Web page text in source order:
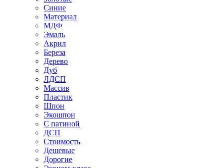
Синие
Материал
МДФ
Эмаль
Акрил
Береза
Дерево
Дуб
ЛДСП
Массив
Пластик
Шпон
Экошпон
С патиной
ДСП
Стоимость
Дешевые
Дорогие